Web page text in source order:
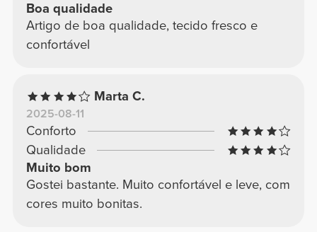
Boa qualidade
Artigo de boa qualidade, tecido fresco e
confortável
Marta C.
2025-08-11
Conforto
Qualidade
Muito bom
Gostei bastante. Muito confortável e leve, com
cores muito bonitas.